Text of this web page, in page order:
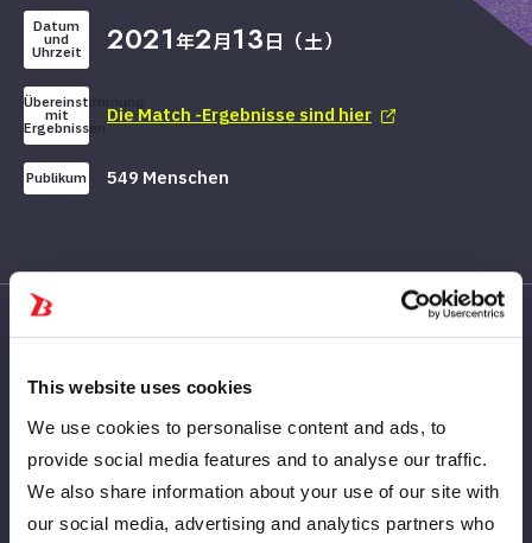
This website uses cookies
We use cookies to personalise content and ads, to
provide social media features and to analyse our traffic.
We also share information about your use of our site with
our social media, advertising and analytics partners who
Datum
und
Uhrzeit 2021年2月13日（土）
Übereinstimmung
mit
Ergebnissen
Die Match -Ergebnisse sind hier
Publikum 549 Menschen
Alle anzeigen